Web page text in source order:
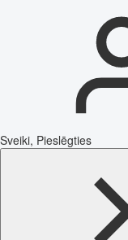
Sveiki, Pieslēgties